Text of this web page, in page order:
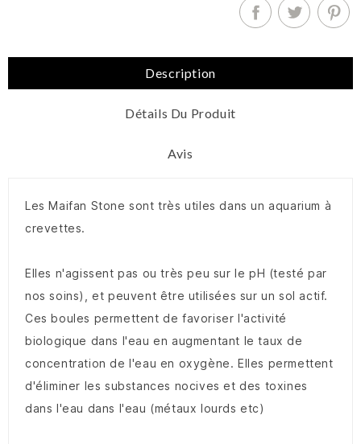
Description
Détails Du Produit
Avis
Les Maifan Stone sont très utiles dans un aquarium à
crevettes.
Elles n'agissent pas ou très peu sur le pH (testé par
nos soins), et peuvent être utilisées sur un sol actif.
Ces boules permettent de favoriser l'activité
biologique dans l'eau en augmentant le taux de
concentration de l'eau en oxygène. Elles permettent
d'éliminer les substances nocives et des toxines
dans l'eau dans l'eau (métaux lourds etc)